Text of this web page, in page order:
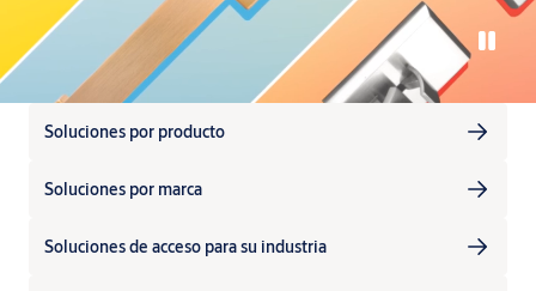
Soluciones por producto
Soluciones por marca
Soluciones de acceso para su industria